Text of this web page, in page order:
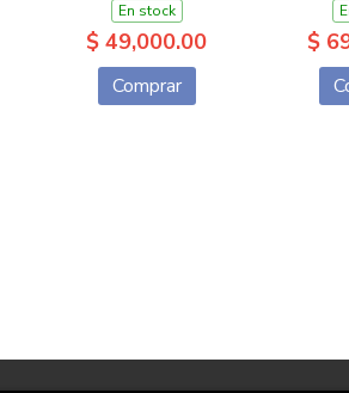
En stock
$ 49,000.00
Comprar
$